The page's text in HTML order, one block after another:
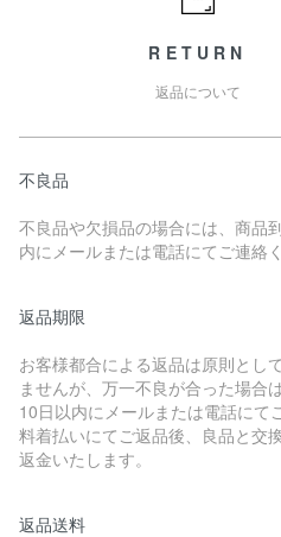
RETURN
返品について
不良品
不良品や欠損品の場合には、商品
内にメールまたは電話にてご連絡
返品期限
お客様都合による返品は原則とし
ませんが、万一不良が合った場合
10日以内にメールまたは電話にて
料着払いにてご返品後、良品と交
返金いたします。
返品送料